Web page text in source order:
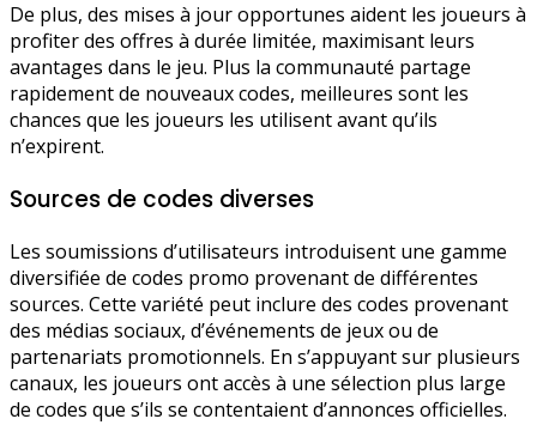
De plus, des mises à jour opportunes aident les joueurs à
profiter des offres à durée limitée, maximisant leurs
avantages dans le jeu. Plus la communauté partage
rapidement de nouveaux codes, meilleures sont les
chances que les joueurs les utilisent avant qu’ils
n’expirent.
Sources de codes diverses
Les soumissions d’utilisateurs introduisent une gamme
diversifiée de codes promo provenant de différentes
sources. Cette variété peut inclure des codes provenant
des médias sociaux, d’événements de jeux ou de
partenariats promotionnels. En s’appuyant sur plusieurs
canaux, les joueurs ont accès à une sélection plus large
de codes que s’ils se contentaient d’annonces officielles.